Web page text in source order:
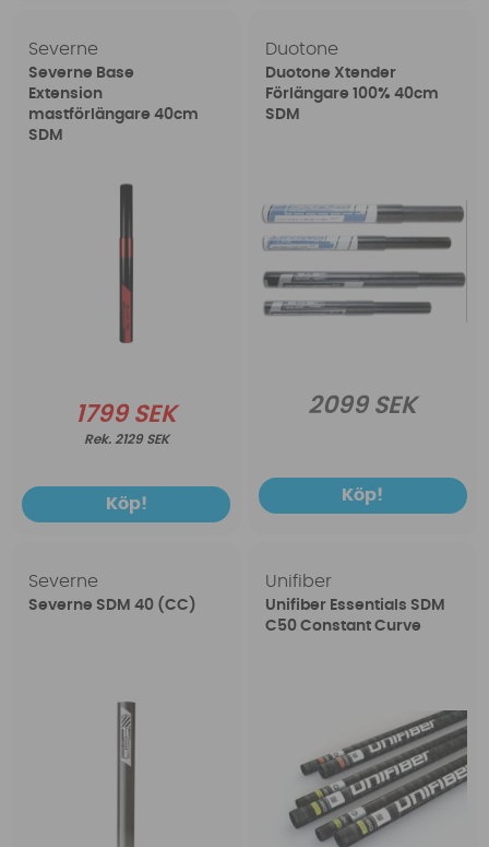
Severne
Severne Base
Extension
mastförlängare 40cm
SDM
1799 SEK
2129 SEK
Köp!
Duotone
Duotone Xtender
Förlängare 100% 40cm
SDM
2099 SEK
Köp!
Severne
Severne SDM 40 (CC)
Unifiber
Unifiber Essentials SDM
C50 Constant Curve